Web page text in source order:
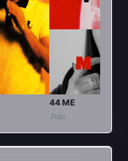
44 ME
Juju